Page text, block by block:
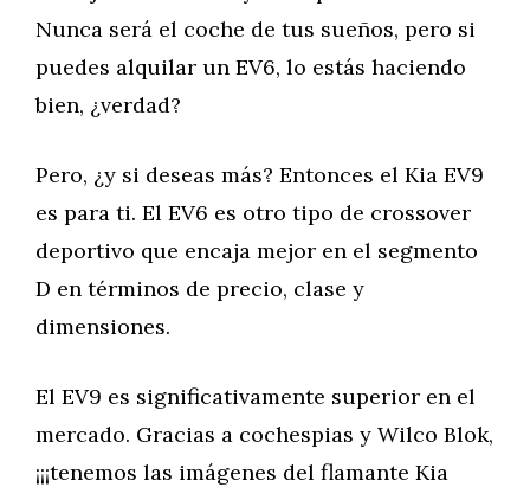
Nunca será el coche de tus sueños, pero si
puedes alquilar un EV6, lo estás haciendo
bien, ¿verdad?
Pero, ¿y si deseas más? Entonces el Kia EV9
es para ti. El EV6 es otro tipo de crossover
deportivo que encaja mejor en el segmento
D en términos de precio, clase y
dimensiones.
El EV9 es significativamente superior en el
mercado. Gracias a cochespias y Wilco Blok,
¡¡¡tenemos las imágenes del flamante Kia